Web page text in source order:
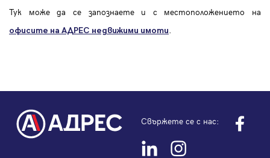
Тук може да се запознаете и с местоположението на
офисите на АДРЕС недвижими имоти.
Свържете се с нас: